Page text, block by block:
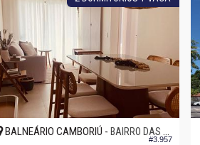
#3.957
BALNEÁRIO CAMBORIÚ - BAIRRO DAS NAÇÕES